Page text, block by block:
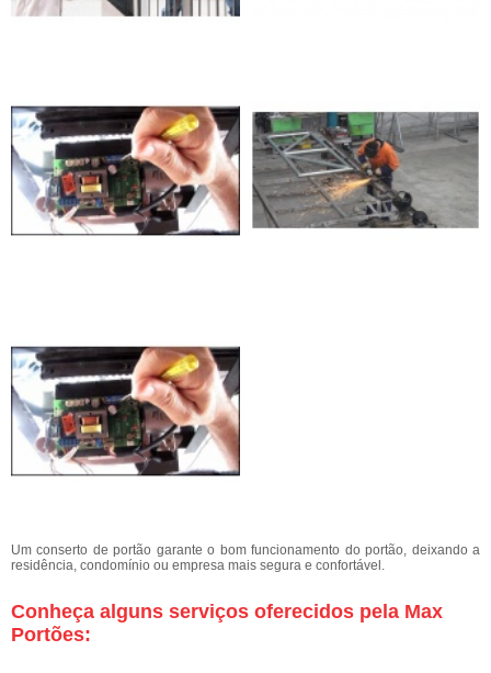
Um conserto de portão garante o bom funcionamento do portão, deixando a
residência, condomínio ou empresa mais segura e confortável.
Conheça alguns serviços oferecidos pela Max
Portões: